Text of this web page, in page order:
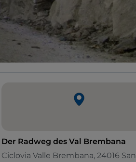
Der Radweg des Val Brembana
Ciclovia Valle Brembana, 24016 San